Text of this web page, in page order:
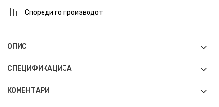
Спореди го производот
ОПИС
СПЕЦИФИКАЦИЈА
КОМЕНТАРИ